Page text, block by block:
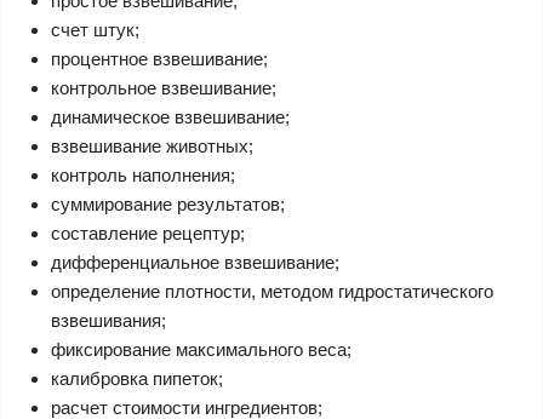
счет штук;
процентное взвешивание;
контрольное взвешивание;
динамическое взвешивание;
взвешивание животных;
контроль наполнения;
суммирование результатов;
составление рецептур;
дифференциальное взвешивание;
определение плотности, методом гидростатического
взвешивания;
фиксирование максимального веса;
калибровка пипеток;
расчет стоимости ингредиентов;